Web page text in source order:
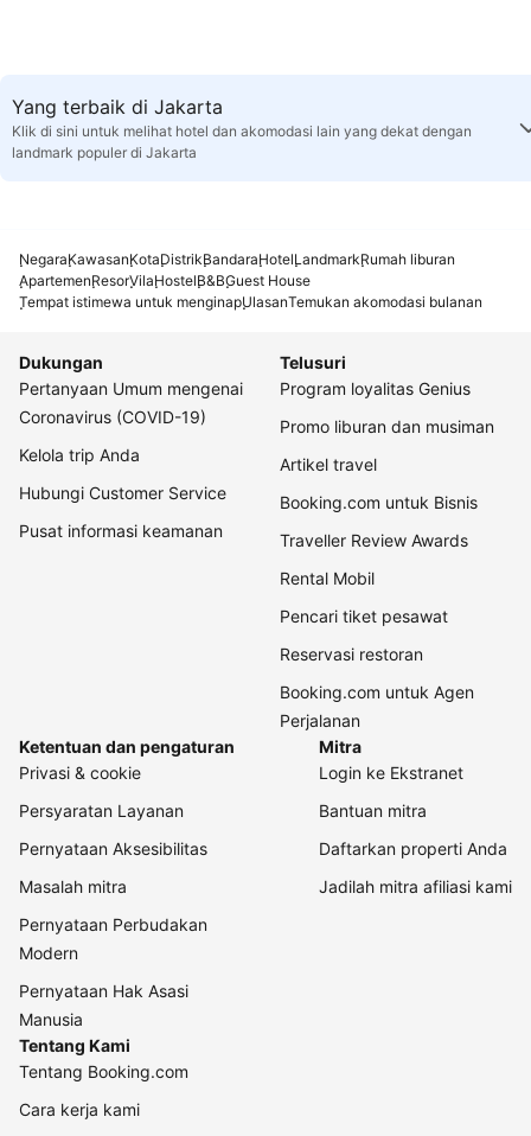
Yang terbaik di Jakarta
Klik di sini untuk melihat hotel dan akomodasi lain yang dekat dengan
landmark populer di Jakarta
NegaraKawasanKotaDistrikBandaraHotelLandmarkRumah liburan
ApartemenResorVilaHostelB&BGuest House
Tempat istimewa untuk menginapUlasanTemukan akomodasi bulanan
Dukungan
Pertanyaan Umum mengenai
Coronavirus (COVID-19)
Kelola trip Anda
Hubungi Customer Service
Pusat informasi keamanan
Telusuri
Program loyalitas Genius
Promo liburan dan musiman
Artikel travel
Booking.com untuk Bisnis
Traveller Review Awards
Rental Mobil
Pencari tiket pesawat
Reservasi restoran
Booking.com untuk Agen
Perjalanan
Ketentuan dan pengaturan
Privasi & cookie
Persyaratan Layanan
Pernyataan Aksesibilitas
Masalah mitra
Pernyataan Perbudakan
Modern
Pernyataan Hak Asasi
Manusia
Mitra
Login ke Ekstranet
Bantuan mitra
Daftarkan properti Anda
Jadilah mitra afiliasi kami
Tentang Kami
Tentang Booking.com
Cara kerja kami